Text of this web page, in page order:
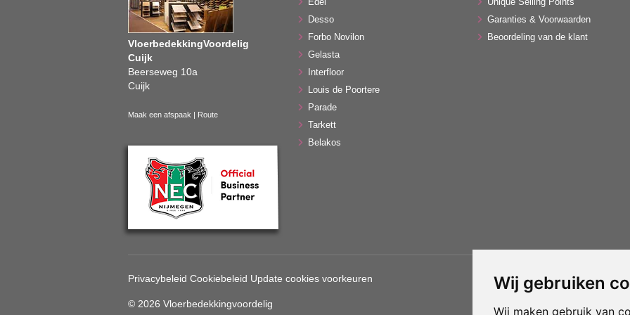
Wij gebruiken
Wij maken gebruik van
VloerbedekkingVoordelig
Cuijk
Beerseweg 10a
Cuijk
Maak een afspaak | Route
Desso
Forbo Novilon
Gelasta
Interfloor
Louis de Poortere
Parade
Tarkett
Belakos
Garanties & Voorwaarden
Beoordeling van de klant
Privacybeleid Cookiebeleid Update cookies voorkeuren
© 2026 Vloerbedekkingvoordelig
Gebruik van deze site betekent